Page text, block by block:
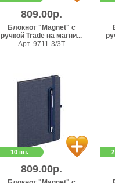
809.00р.
Блокнот "Magnet" с
ручкой Trade на магни...
Арт. 9711-3/3T
10 шт.
809.00р.